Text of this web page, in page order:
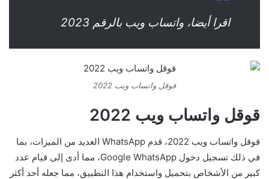
اقرا أيضا، واتساب ويب بالرقم 2023
قوقل واتساب ويب 2022
قوقل واتساب ويب 2022
قوقل واتساب ويب 2022، قدم WhatsApp العديد من الميزات، بما
في ذلك تسجيل دخول Google WhatsApp، مما أدى إلى قيام عدد
كبير من الأشخاص بتحميل واستخدام هذا التطبيق، مما جعله أحد أكثر